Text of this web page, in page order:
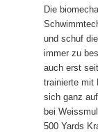
Die
und schuf
immer zu
auch erst
trainierte mit
sich ganz
bei
500 Yards